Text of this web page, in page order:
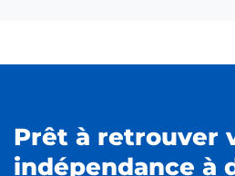
Prêt à retrouver
indépendance à